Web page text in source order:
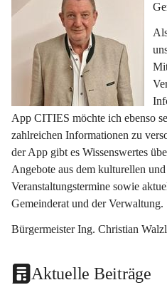
App CITIES möchte ich ebenso
zahlreichen Informationen zu
der App gibt es Wissenswertes
Angebote aus dem kulturellen
Veranstaltungstermine sowie
Gemeinderat und der Verwaltung.
Bürgermeister Ing. Christian Walzl
Aktuelle Beiträge